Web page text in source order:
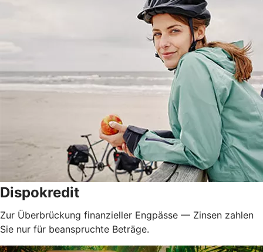
Dispokredit
Zur Überbrückung finanzieller Engpässe — Zinsen zahlen
Sie nur für beanspruchte Beträge.